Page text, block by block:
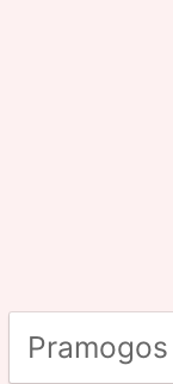
Pramogos